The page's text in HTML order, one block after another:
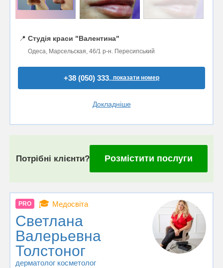
📍 Студія краси "Валентина"
Одеса, Марсельская, 46/1 р-н. Пересипський
+38 (050) 333..показати номер
Докладніше
Потрібні клієнти? Розмістити послуги
PRO 🎓 Медосвіта
Светлана
Валерьевна
Толстоног
дерматолог косметолог